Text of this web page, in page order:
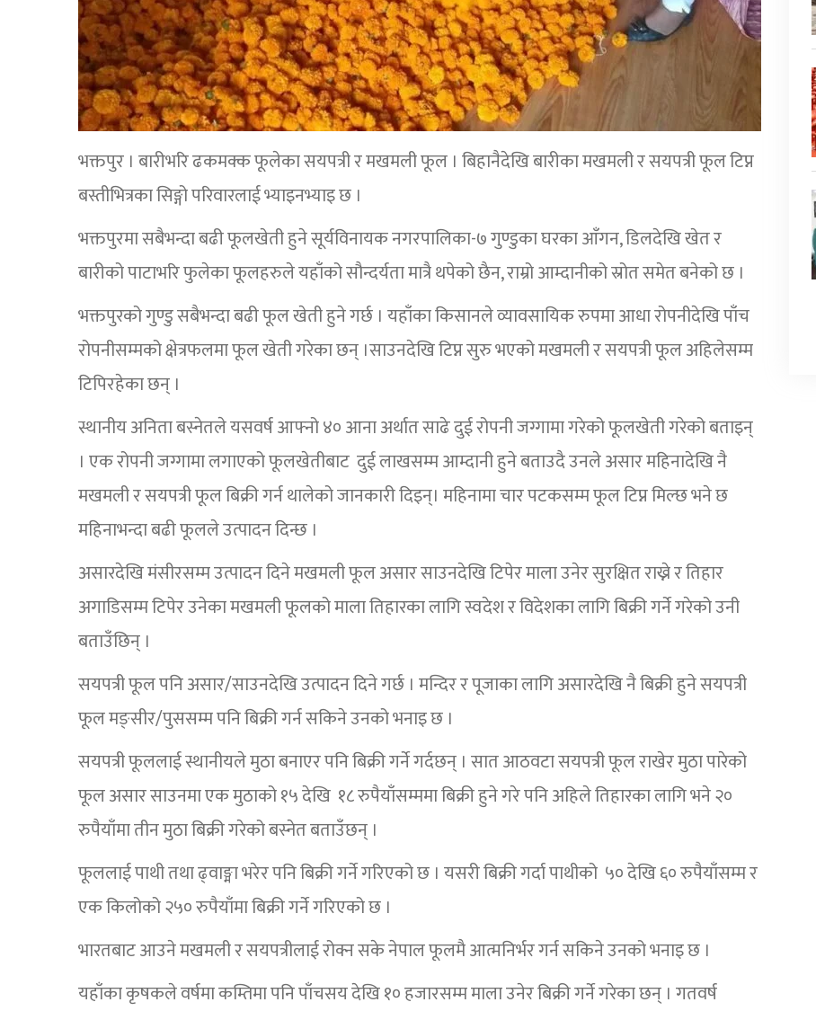
भक्तपुर । बारीभरि ढकमक्क फूलेका सयपत्री र मखमली फूल । बिहानैदेखि बारीका मखमली र सयपत्री फूल टिप्न
बस्तीभित्रका सिङ्गो परिवारलाई भ्याइनभ्याइ छ ।
भक्तपुरमा सबैभन्दा बढी फूलखेती हुने सूर्यविनायक नगरपालिका-७ गुण्डुका घरका आँगन, डिलदेखि खेत र
बारीको पाटाभरि फुलेका फूलहरुले यहाँको सौन्दर्यता मात्रै थपेको छैन, राम्रो आम्दानीको स्रोत समेत बनेको छ ।
भक्तपुरको गुण्डु सबैभन्दा बढी फूल खेती हुने गर्छ । यहाँका किसानले व्यावसायिक रुपमा आधा रोपनीदेखि पाँच
रोपनीसम्मको क्षेत्रफलमा फूल खेती गरेका छन् ।साउनदेखि टिप्न सुरु भएको मखमली र सयपत्री फूल अहिलेसम्म
टिपिरहेका छन् ।
स्थानीय अनिता बस्नेतले यसवर्ष आफ्नो ४० आना अर्थात साढे दुई रोपनी जग्गामा गरेको फूलखेती गरेको बताइन्
। एक रोपनी जग्गामा लगाएको फूलखेतीबाट दुई लाखसम्म आम्दानी हुने बताउदै उनले असार महिनादेखि नै
मखमली र सयपत्री फूल बिक्री गर्न थालेको जानकारी दिइन्। महिनामा चार पटकसम्म फूल टिप्न मिल्छ भने छ
महिनाभन्दा बढी फूलले उत्पादन दिन्छ ।
असारदेखि मंसीरसम्म उत्पादन दिने मखमली फूल असार साउनदेखि टिपेर माला उनेर सुरक्षित राख्ने र तिहार
अगाडिसम्म टिपेर उनेका मखमली फूलको माला तिहारका लागि स्वदेश र विदेशका लागि बिक्री गर्ने गरेको उनी
बताउँछिन् ।
सयपत्री फूल पनि असार/साउनदेखि उत्पादन दिने गर्छ । मन्दिर र पूजाका लागि असारदेखि नै बिक्री हुने सयपत्री
फूल मङ्सीर/पुससम्म पनि बिक्री गर्न सकिने उनको भनाइ छ ।
सयपत्री फूललाई स्थानीयले मुठा बनाएर पनि बिक्री गर्ने गर्दछन् । सात आठवटा सयपत्री फूल राखेर मुठा पारेको
फूल असार साउनमा एक मुठाको १५ देखि १८ रुपैयाँसम्ममा बिक्री हुने गरे पनि अहिले तिहारका लागि भने २०
रुपैयाँमा तीन मुठा बिक्री गरेको बस्नेत बताउँछन् ।
फूललाई पाथी तथा ढ्वाङ्मा भरेर पनि बिक्री गर्ने गरिएको छ । यसरी बिक्री गर्दा पाथीको ५० देखि ६० रुपैयाँसम्म र
एक किलोको २५० रुपैयाँमा बिक्री गर्ने गरिएको छ ।
भारतबाट आउने मखमली र सयपत्रीलाई रोक्न सके नेपाल फूलमै आत्मनिर्भर गर्न सकिने उनको भनाइ छ ।
यहाँका कृषकले वर्षमा कम्तिमा पनि पाँचसय देखि १० हजारसम्म माला उनेर बिक्री गर्ने गरेका छन् । गतवर्ष